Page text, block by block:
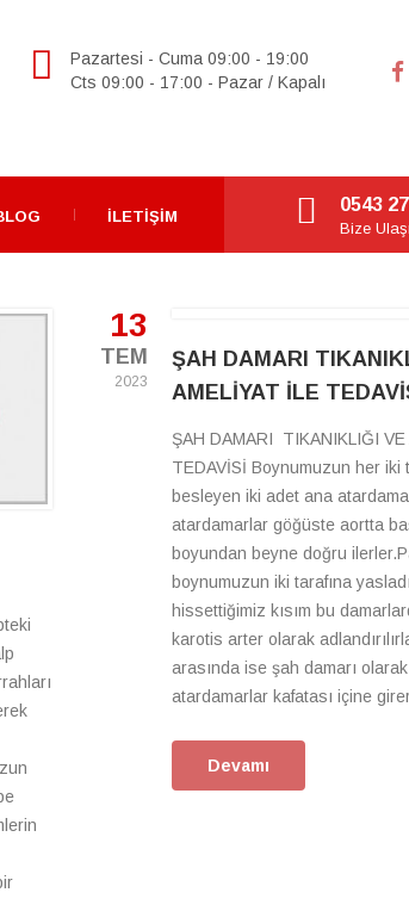
Pazartesi - Cuma 09:00 - 19:00
Cts 09:00 - 17:00 - Pazar / Kapalı
İLETIŞIM
0543
Bize
13
TEM
2023
ŞAH DAMARI
AMELİYAT İLE
ŞAH DAMARI TIKANIKLIĞI VE
TEDAVİSİ Boynumuzun her iki
besleyen iki adet ana
atardamarlar göğüste aortta
boyundan beyne doğru
boynumuzun iki tarafına
hissettiğimiz kısım bu
karotis arter olarak
arasında ise şah damarı
atardamarlar kafatası içine
Devamı